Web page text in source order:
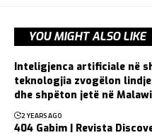
YOU MIGHT ALSO LIKE
Inteligjenca artificiale në
teknologjia zvogëlon
dhe shpëton jetë në Malawi
2 YEARS AGO
404 Gabim | Revista